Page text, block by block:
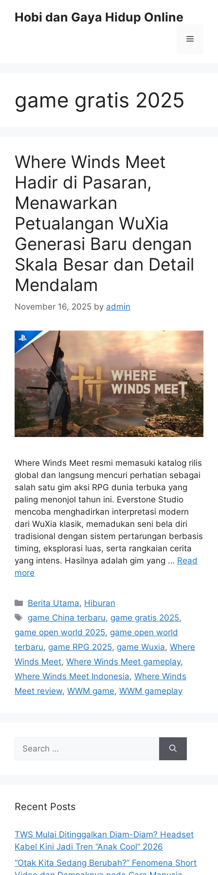
Hobi dan Gaya Hidup Online
Menu
game gratis 2025
Where Winds Meet
Hadir di Pasaran,
Menawarkan
Petualangan WuXia
Generasi Baru dengan
Skala Besar dan Detail
Mendalam
November 16, 2025 by admin
Where Winds Meet resmi memasuki katalog rilis
global dan langsung mencuri perhatian sebagai
salah satu gim aksi RPG dunia terbuka yang
paling menonjol tahun ini. Everstone Studio
mencoba menghadirkan interpretasi modern
dari WuXia klasik, memadukan seni bela diri
tradisional dengan sistem pertarungan berbasis
timing, eksplorasi luas, serta rangkaian cerita
yang intens. Hasilnya adalah gim yang … Read
more
C
t
e
g
o
r
Berita Utama, Hiburan
T
s
game China terbaru, game gratis 2025,
game open world 2025, game open world
terbaru, game RPG 2025, game Wuxia, Where
Winds Meet, Where Winds Meet gameplay,
Where Winds Meet Indonesia, Where Winds
Meet review, WWM game, WWM gameplay
h
r
:
Recent Posts
TWS Mulai Ditinggalkan Diam-Diam? Headset
Kabel Kini Jadi Tren “Anak Cool” 2026
“Otak Kita Sedang Berubah?” Fenomena Short